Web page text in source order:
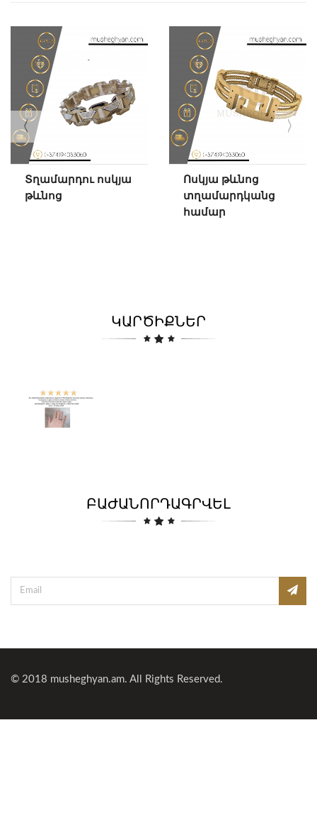
Տղամարդու ոսկյա
թևնոց
Ոսկյա թևնոց
տղամարդկանց
համար
ԿԱՐԾԻՔՆԵՐ
ԲԱԺԱՆՈՐԴԱԳՐՎԵԼ
© 2018 musheghyan.am. All Rights Reserved.